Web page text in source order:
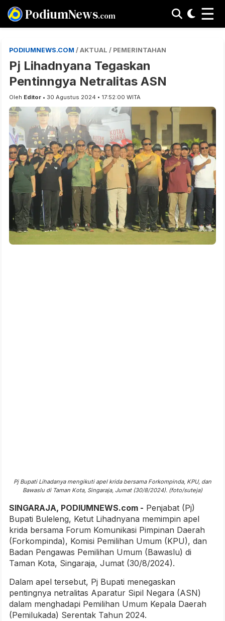
PodiumNews.com ☰
PODIUMNEWS.COM / AKTUAL / PEMERINTAHAN
Pj Lihadnyana Tegaskan
Pentinngya Netralitas ASN
Oleh Editor • 30 Agustus 2024 • 17:52:00 WITA
Pj Bupati Lihadanya mengikuti apel krida bersama Forkompinda, KPU, dan
Bawaslu di Taman Kota, Singaraja, Jumat (30/8/2024). (foto/suteja)
SINGARAJA, PODIUMNEWS.com - Penjabat (Pj)
Bupati Buleleng, Ketut Lihadnyana memimpin apel
krida bersama Forum Komunikasi Pimpinan Daerah
(Forkompinda), Komisi Pemilihan Umum (KPU), dan
Badan Pengawas Pemilihan Umum (Bawaslu) di
Taman Kota, Singaraja, Jumat (30/8/2024).
Dalam apel tersebut, Pj Bupati menegaskan
pentingnya netralitas Aparatur Sipil Negara (ASN)
dalam menghadapi Pemilihan Umum Kepala Daerah
(Pemilukada) Serentak Tahun 2024.